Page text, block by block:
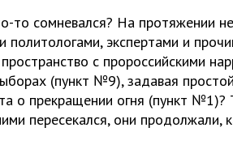
сомневался? На протяжении
политологами, экспертами и
с пророссийскими
(пункт №9), задавая
о прекращении огня (пункт
пересекался, они продолжали,